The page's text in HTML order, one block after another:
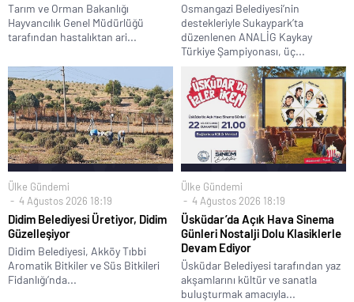
Tarım ve Orman Bakanlığı
Hayvancılık Genel Müdürlüğü
tarafından hastalıktan ari...
Osmangazi Belediyesi’nin
destekleriyle Sukaypark’ta
düzenlenen ANALİG Kaykay
Türkiye Şampiyonası, üç...
Ülke Gündemi
4 Ağustos 2026 18:19
Didim Belediyesi Üretiyor, Didim
Güzelleşiyor
Didim Belediyesi, Akköy Tıbbi
Aromatik Bitkiler ve Süs Bitkileri
Fidanlığı’nda...
Ülke Gündemi
4 Ağustos 2026 18:19
Üsküdar’da Açık Hava Sinema
Günleri Nostalji Dolu Klasiklerle
Devam Ediyor
Üsküdar Belediyesi tarafından yaz
akşamlarını kültür ve sanatla
buluşturmak amacıyla...